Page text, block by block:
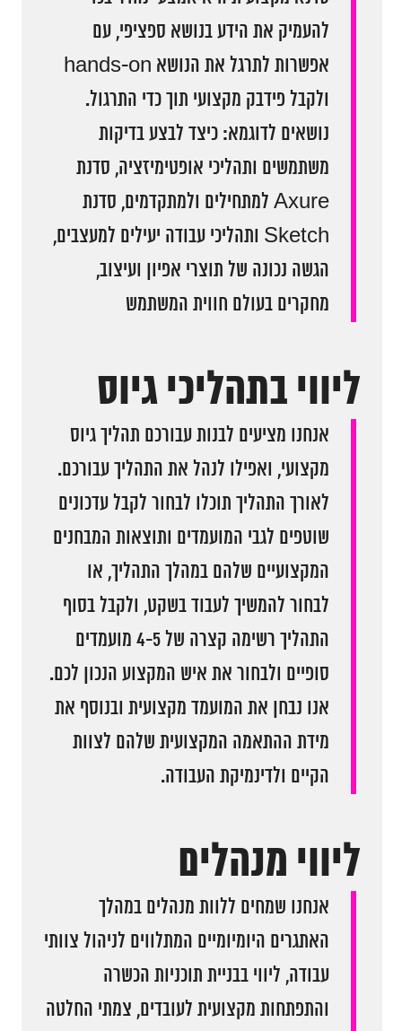
להעמיק את הידע בנושא ספציפי, עם
אפשרות לתרגל את הנושא hands-on
ולקבל פידבק מקצועי תוך כדי התרגול.
נושאים לדוגמא: כיצד לבצע בדיקות
משתמשים ותהליכי אופטימיזציה, סדנת
Axure למתחילים ולמתקדמים, סדנת
Sketch ותהליכי עבודה יעילים למעצבים,
הגשה נכונה של תוצרי אפיון ועיצוב,
מחקרים בעולם חווית המשתמש
ליווי בתהליכי גיוס
אנחנו מציעים לבנות עבורכם תהליך גיוס
מקצועי, ואפילו לנהל את התהליך עבורכם.
לאורך התהליך תוכלו לבחור לקבל עדכונים
שוטפים לגבי המועמדים ותוצאות המבחנים
המקצועיים שלהם במהלך התהליך, או
לבחור להמשיך לעבוד בשקט, ולקבל בסוף
התהליך רשימה קצרה של 4-5 מועמדים
סופיים ולבחור את איש המקצוע הנכון לכם.
אנו נבחן את המועמד מקצועית ובנוסף את
מידת ההתאמה המקצועית שלהם לצוות
הקיים ולדינמיקת העבודה.
ליווי מנהלים
אנחנו שמחים ללוות מנהלים במהלך
האתגרים היומיומיים המתלווים לניהול צוותי
עבודה, ליווי בבניית תוכניות הכשרה
והתפתחות מקצועית לעובדים, צמתי החלטה